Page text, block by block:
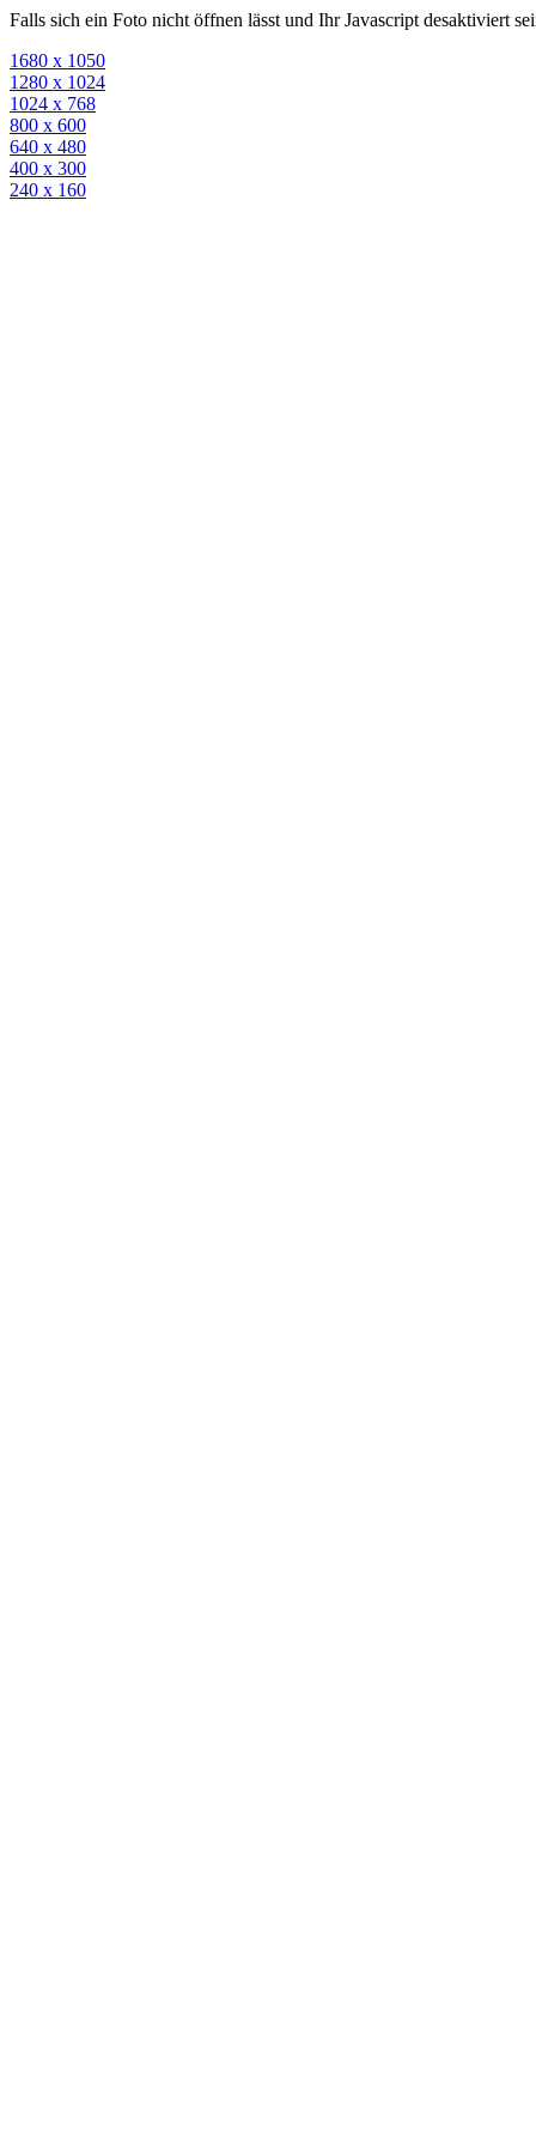
Falls sich ein Foto nicht öffnen lässt und Ihr Javascript desaktiviert
1680 x 1050
1280 x 1024
1024 x 768
800 x 600
640 x 480
400 x 300
240 x 160